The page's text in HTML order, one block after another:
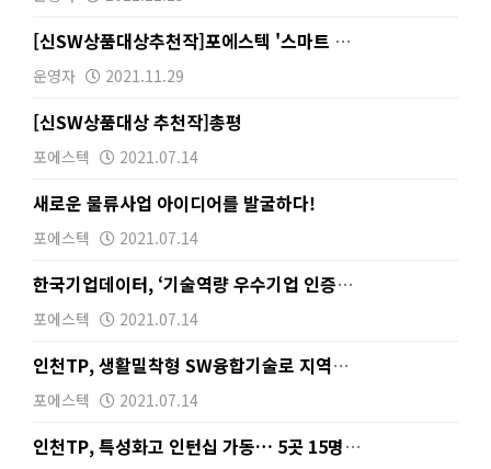
[신SW상품대상추천작]포에스텍 '스마트 RFID/IoT…
운영자 2021.11.29
[신SW상품대상 추천작]총평
포에스텍 2021.07.14
새로운 물류사업 아이디어를 발굴하다!
포에스텍 2021.07.14
한국기업데이터, ‘기술역량 우수기업 인증서’ 수여
포에스텍 2021.07.14
인천TP, 생활밀착형 SW융합기술로 지역문제 해결
포에스텍 2021.07.14
인천TP, 특성화고 인턴십 가동… 5곳 15명 선발